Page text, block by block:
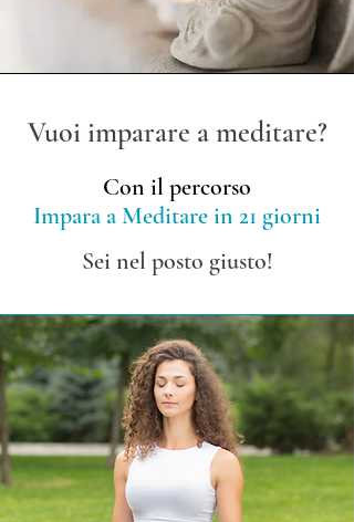
Vuoi imparare a meditare?
Con il percorso
Impara a ​Meditare in 21 giorni
Sei nel posto giusto!